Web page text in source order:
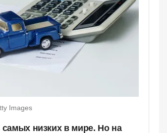
Images
низких в мире. Но на